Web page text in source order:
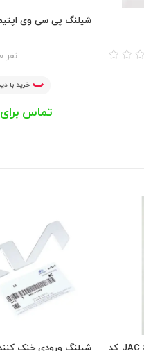
شیلنگ پی سی وی
0 نفر
خرید با
تماس
شیلنگ ورودی توربو شارژ جک JAC S5 کد شیلنگ ورودی خنک